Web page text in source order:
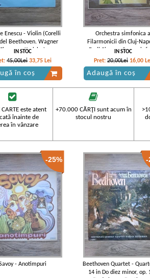
Enescu - Violin (Corelli
Beethoven. Wagner
Chausson Kreisler)
IN STOC
45,00Lei 33,75 Lei
în coș
Orchestra simfonica a
Filarmonicii din Cluj-
Emil Simon - Souvenir
Romania
IN STOC
Pret:20,00Lei 16,00
Adaugă în coș
CARTE este atent
înainte de
în vânzare
+70.000 CĂRŢI sunt acum în
stocul nostru
-25%
- Anotimpuri
-
Beethoven Quartet -
14 in Do diez minor, op.